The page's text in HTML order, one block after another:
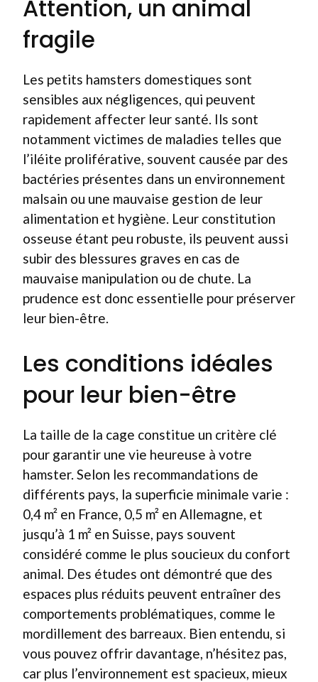
Attention, un animal
fragile
Les petits hamsters domestiques sont
sensibles aux négligences, qui peuvent
rapidement affecter leur santé. Ils sont
notamment victimes de maladies telles que
l’iléite proliférative, souvent causée par des
bactéries présentes dans un environnement
malsain ou une mauvaise gestion de leur
alimentation et hygiène. Leur constitution
osseuse étant peu robuste, ils peuvent aussi
subir des blessures graves en cas de
mauvaise manipulation ou de chute. La
prudence est donc essentielle pour préserver
leur bien-être.
Les conditions idéales
pour leur bien-être
La taille de la cage constitue un critère clé
pour garantir une vie heureuse à votre
hamster. Selon les recommandations de
différents pays, la superficie minimale varie :
0,4 m² en France, 0,5 m² en Allemagne, et
jusqu’à 1 m² en Suisse, pays souvent
considéré comme le plus soucieux du confort
animal. Des études ont démontré que des
espaces plus réduits peuvent entraîner des
comportements problématiques, comme le
mordillement des barreaux. Bien entendu, si
vous pouvez offrir davantage, n’hésitez pas,
car plus l’environnement est spacieux, mieux